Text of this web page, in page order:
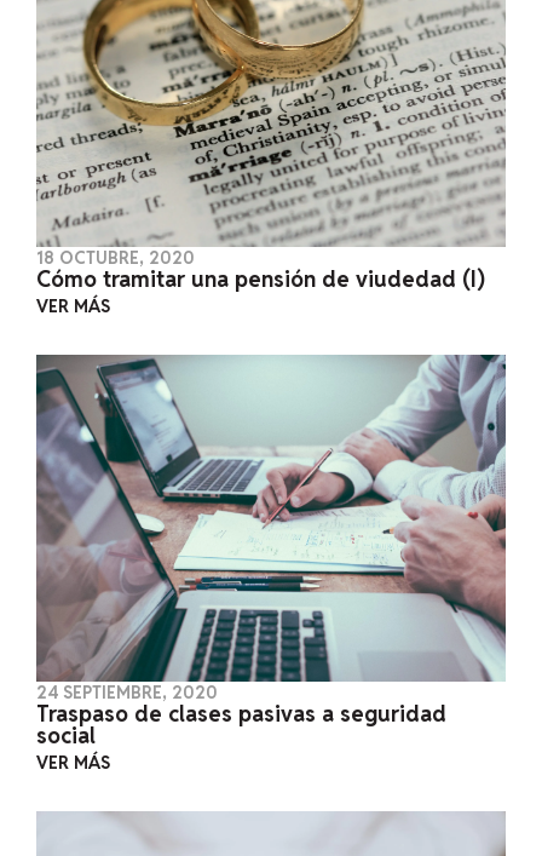
18 OCTUBRE, 2020
Cómo tramitar una pensión de viudedad (I)
VER MÁS
24 SEPTIEMBRE, 2020
Traspaso de clases pasivas a seguridad
social
VER MÁS